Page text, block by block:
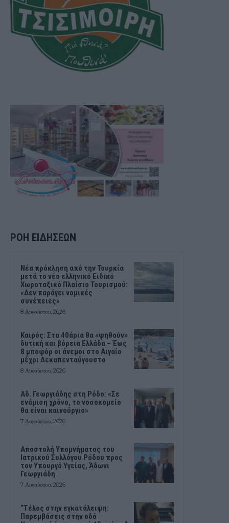
ΡΟΗ ΕΙΔΗΣΕΩΝ
Νέα πρόκληση από την Τουρκία
μετά το νέο ελληνικό Ειδικό
Χωροταξικό Πλαίσιο Τουρισμού:
«Δεν παράγει νομικές
συνέπειες»
8 Αυγούστου, 2026
Καιρός: Στα 40άρια θα «ψηθούν»
δυτική και βόρεια Ελλάδα – Έως
8 μποφόρ οι άνεμοι στο Αιγαίο
μέχρι Δεκαπενταύγουστο
8 Αυγούστου, 2026
Αδ. Γεωργιάδης στη Ρόδο: «Σε
ενάμιση χρόνο, το νοσοκομείο
θα είναι καινούργιο»
7 Αυγούστου, 2026
Αποστολή Υπομνήματος του
Ιατρικού Συλλόγου Ρόδου προς
τον Υπουργό Υγείας, Άδωνι
Γεωργιάδη
7 Αυγούστου, 2026
“Τέλος στην εγκατάλειψη:
Παρεμβάσεις στην οδό